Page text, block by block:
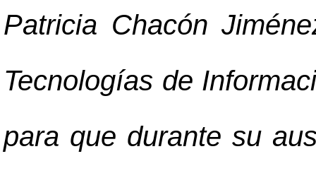
Patricia Chacón
Tecnologías de
para que durante su